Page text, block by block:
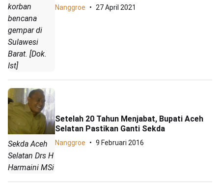
korban
bencana
gempar di
Sulawesi
Barat. [Dok.
Ist]
Nanggroe 27 April 2021
Sekda Aceh
Selatan Drs H
Harmaini MSi
Setelah 20 Tahun Menjabat, Bupati Aceh
Selatan Pastikan Ganti Sekda
Nanggroe 9 Februari 2016